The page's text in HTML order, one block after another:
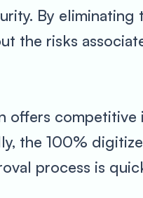
By eliminating
the risks
offers competitive
the 100%
process is